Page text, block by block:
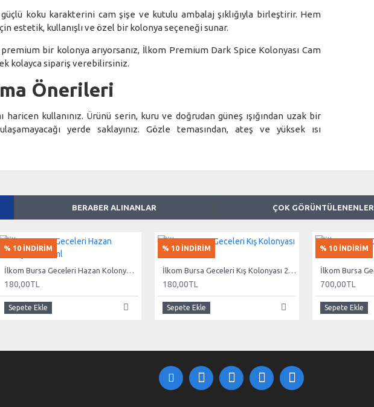
koku karakterini cam şişe ve kutulu ambalaj şıklığıyla birleştirir. Hem
estetik, kullanışlı ve özel bir kolonya seçeneği sunar.
bir kolonya arıyorsanız, İlkom Premium Dark Spice Kolonyası Cam
kolayca sipariş verebilirsiniz.
Önerileri
kullanınız. Ürünü serin, kuru ve doğrudan güneş ışığından uzak bir
yerde saklayınız. Gözle temasından, ateş ve yüksek ısı
BERABER ALINANLAR ÇOK GÖRÜNTÜLENENLER
% 10 İNDİRİM
İlkom Bursa Geceleri Hazan Kolonyası 260 ml
180,00TL
Sepete Ekle
% 10 İNDİRİM
İlkom Bursa Geceleri Kış Kolonyası 260 ml
180,00TL
Sepete Ekle
% 10 İNDİRİM
700,00TL
Sepete Ekle